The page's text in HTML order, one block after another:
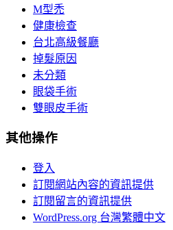
M型禿
健康檢查
台北高級餐廳
掉髮原因
未分類
眼袋手術
雙眼皮手術
其他操作
登入
訂閱網站內容的資訊提供
訂閱留言的資訊提供
WordPress.org 台灣繁體中文